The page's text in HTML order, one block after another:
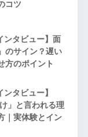
コツ
ンタビュー】面
のサイン？遅い
方のポイント
タビュー】
」と言われる理
｜実体験とイン